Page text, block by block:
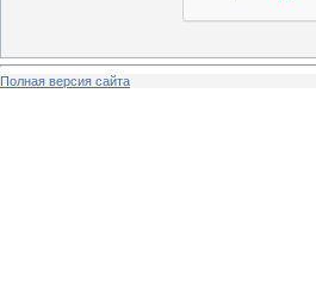
Полная версия сайта